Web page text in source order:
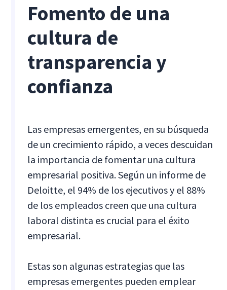
Fomento de una
cultura de
transparencia y
confianza
Las empresas emergentes, en su búsqueda
de un crecimiento rápido, a veces descuidan
la importancia de fomentar una cultura
empresarial positiva. Según un informe de
Deloitte, el 94% de los ejecutivos y el 88%
de los empleados creen que una cultura
laboral distinta es crucial para el éxito
empresarial.
Estas son algunas estrategias que las
empresas emergentes pueden emplear